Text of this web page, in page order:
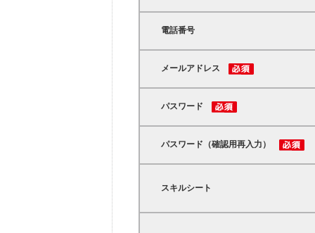
電話番号
メールアドレス
パスワード
パスワード（確認用再入力）
スキルシート